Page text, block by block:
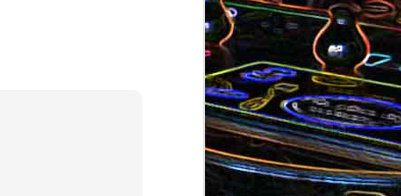
Quiche sans pâte au chorizo
et aux pommes de terre